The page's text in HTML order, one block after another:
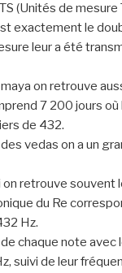
(Unités de mesure
exactement le
leur a été
on retrouve
7 200 jours où
de 432.
vedas on a un
on retrouve souvent
du Re
Hz.
chaque note avec
suivi de leur